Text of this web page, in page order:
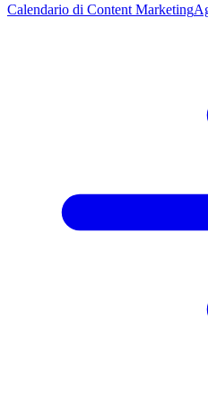
Calendario di Content Marketing